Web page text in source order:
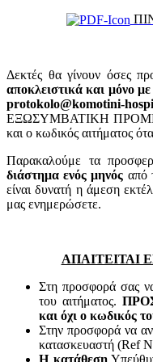
Δεκτές θα γίνουν όσες
αποκλειστικά και μόνο
protokolo@komotini-
ΕΞΩΣΥΜΒΑΤΙΚΗ
και ο κωδικός αιτήματος
Παρακαλούμε τα
διάστημα ενός μηνός από
είναι δυνατή η άμεση
μας ενημερώσετε.
ΑΠΑΙΤΕΙΤΑΙ
Στη προσφορά σας
του αιτήματος.
και όχι ο κωδικός
Στην προσφορά να
κατασκευαστή (Ref